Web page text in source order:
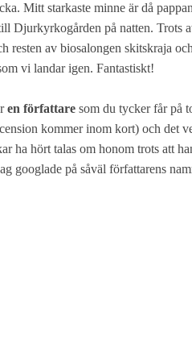
Mitt starkaste minne är då
Djurkyrkogården på natten. Trots
resten av biosalongen skitskraja
vi landar igen. Fantastiskt!
en författare som du tycker får på
kommer inom kort) och det
ha hört talas om honom trots att
googlade på såväl författarens